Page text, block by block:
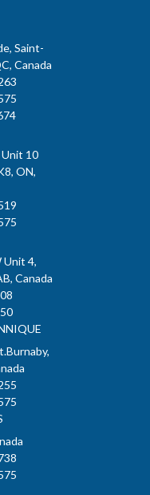
Saint-
Canada
Unit 10
ON,
Unit 4,
Canada